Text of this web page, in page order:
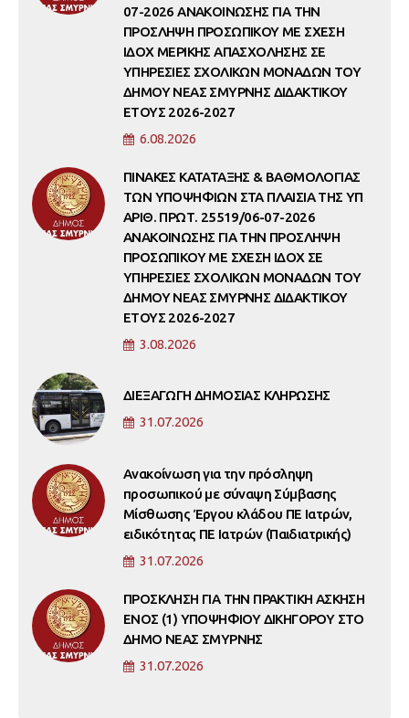
07-2026 ΑΝΑΚΟΙΝΩΣΗΣ ΓΙΑ ΤΗΝ
ΠΡΟΣΛΗΨΗ ΠΡΟΣΩΠΙΚΟΥ ΜΕ ΣΧΕΣΗ
ΙΔΟΧ ΜΕΡΙΚΗΣ ΑΠΑΣΧΟΛΗΣΗΣ ΣΕ
ΥΠΗΡΕΣΙΕΣ ΣΧΟΛΙΚΩΝ ΜΟΝΑΔΩΝ ΤΟΥ
ΔΗΜΟΥ ΝΕΑΣ ΣΜΥΡΝΗΣ ΔΙΔΑΚΤΙΚΟΥ
ΕΤΟΥΣ 2026-2027
6.08.2026
ΠΙΝΑΚΕΣ ΚΑΤΑΤΑΞΗΣ & ΒΑΘΜΟΛΟΓΙΑΣ
ΤΩΝ ΥΠΟΨΗΦΙΩΝ ΣΤΑ ΠΛΑΙΣΙΑ ΤΗΣ ΥΠ
ΑΡΙΘ. ΠΡΩΤ. 25519/06-07-2026
ΑΝΑΚΟΙΝΩΣΗΣ ΓΙΑ ΤΗΝ ΠΡΟΣΛΗΨΗ
ΠΡΟΣΩΠΙΚΟΥ ΜΕ ΣΧΕΣΗ ΙΔΟΧ ΣΕ
ΥΠΗΡΕΣΙΕΣ ΣΧΟΛΙΚΩΝ ΜΟΝΑΔΩΝ ΤΟΥ
ΔΗΜΟΥ ΝΕΑΣ ΣΜΥΡΝΗΣ ΔΙΔΑΚΤΙΚΟΥ
ΕΤΟΥΣ 2026-2027
3.08.2026
ΔΙΕΞΑΓΩΓΗ ΔΗΜΟΣΙΑΣ ΚΛΗΡΩΣΗΣ
31.07.2026
Ανακοίνωση για την πρόσληψη
προσωπικού με σύναψη Σύμβασης
Μίσθωσης Έργου κλάδου ΠΕ Ιατρών,
ειδικότητας ΠΕ Ιατρών (Παιδιατρικής)
31.07.2026
ΠΡΟΣΚΛΗΣΗ ΓΙΑ ΤΗΝ ΠΡΑΚΤΙΚΗ ΑΣΚΗΣΗ
ΕΝΟΣ (1) ΥΠΟΨΗΦΙΟΥ ΔΙΚΗΓΟΡΟΥ ΣΤΟ
ΔΗΜΟ ΝΕΑΣ ΣΜΥΡΝΗΣ
31.07.2026